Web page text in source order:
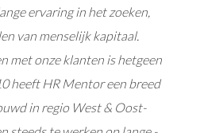
ervaring in het zoeken,
van menselijk kapitaal.
met onze klanten is hetgeen
heeft HR Mentor een breed
in regio West & Oost-